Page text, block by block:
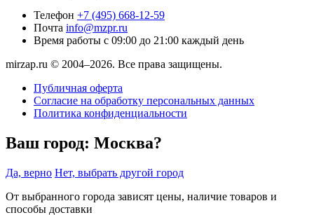
Телефон +7 (495) 668-12-59
Почта info@mzpr.ru
Время работы с 09:00 до 21:00 каждый день
mirzap.ru © 2004–2026. Все права защищены.
Публичная оферта
Согласие на обработку персональных данных
Политика конфиденциальности
Ваш город: Москва?
Да, верно Нет, выбрать другой город
От выбранного города зависят цены, наличие товаров и
способы доставки